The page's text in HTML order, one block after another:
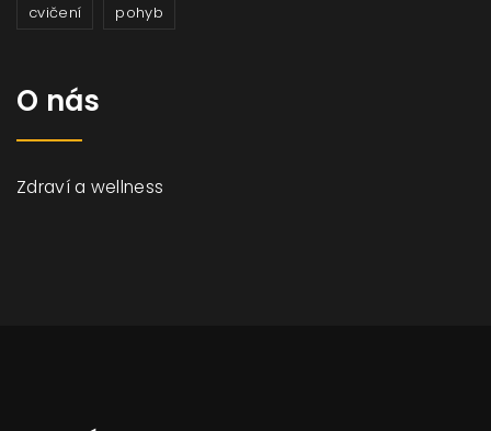
cvičení pohyb
O nás
Zdraví a wellness